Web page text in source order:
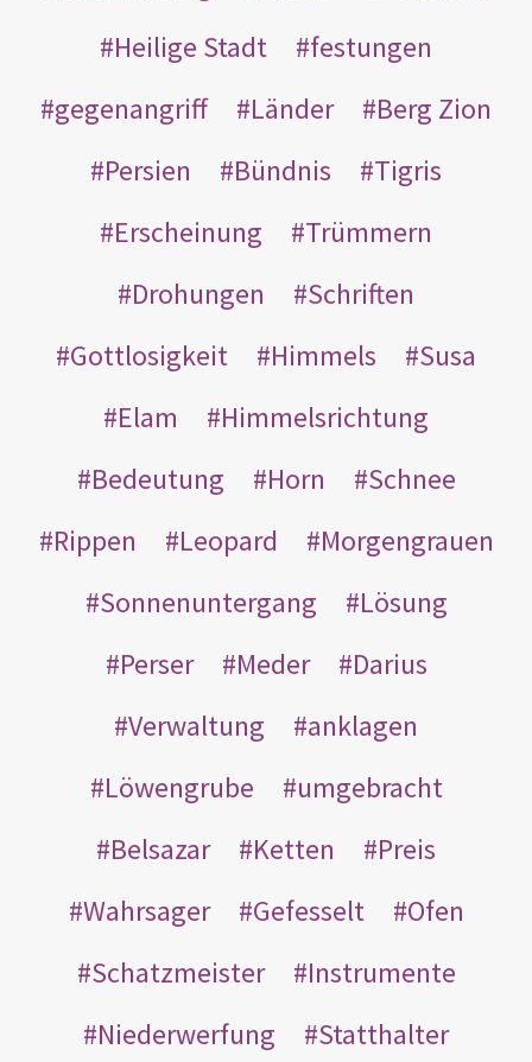
Heilige Stadt
festungen
gegenangriff
Länder
Berg Zion
Persien
Bündnis
Tigris
Erscheinung
Trümmern
Drohungen
Schriften
Gottlosigkeit
Himmels
Susa
Elam
Himmelsrichtung
Bedeutung
Horn
Schnee
Rippen
Leopard
Morgengrauen
Sonnenuntergang
Lösung
Perser
Meder
Darius
Verwaltung
anklagen
Löwengrube
umgebracht
Belsazar
Ketten
Preis
Wahrsager
Gefesselt
Ofen
Schatzmeister
Instrumente
Niederwerfung
Statthalter